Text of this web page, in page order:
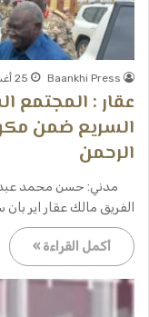
Baankhi Press 25 أغسطس، 2025
عقار : المجتمع
السريع ضمن
الرحمن
مدني: حسن محمد عبد
الفريق مالك عقار اير
أكمل القراءة »